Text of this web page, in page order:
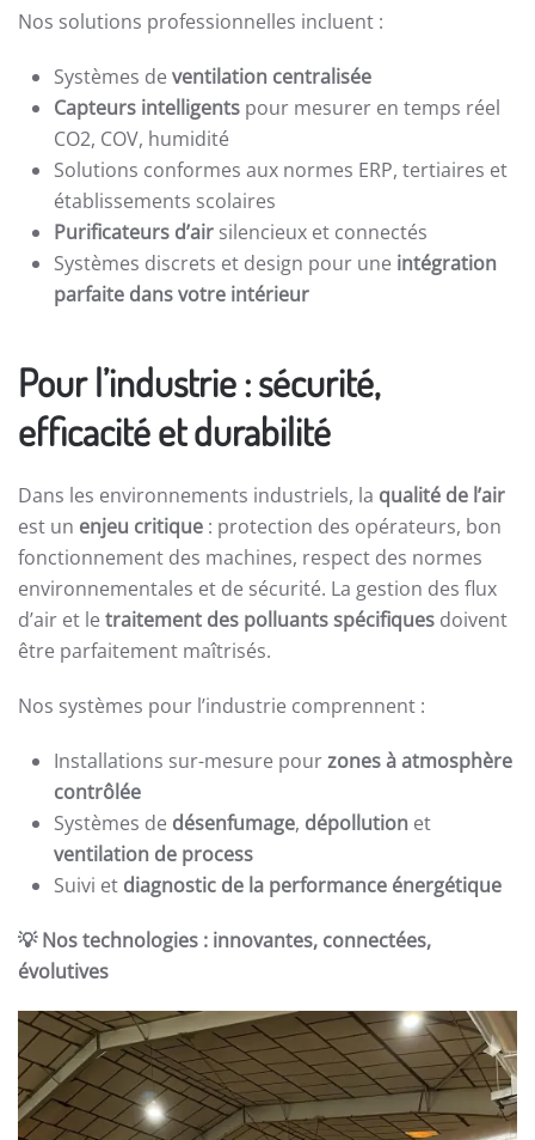
Nos solutions professionnelles incluent :
Systèmes de ventilation centralisée
Capteurs intelligents pour mesurer en temps réel
CO2, COV, humidité
Solutions conformes aux normes ERP, tertiaires et
établissements scolaires
Purificateurs d’air silencieux et connectés
Systèmes discrets et design pour une intégration
parfaite dans votre intérieur
Pour l’industrie : sécurité,
efficacité et durabilité
Dans les environnements industriels, la qualité de l’air
est un enjeu critique : protection des opérateurs, bon
fonctionnement des machines, respect des normes
environnementales et de sécurité. La gestion des flux
d’air et le traitement des polluants spécifiques doivent
être parfaitement maîtrisés.
Nos systèmes pour l’industrie comprennent :
Installations sur-mesure pourzones à atmosphère
contrôlée
Systèmes de désenfumage, dépollution et
ventilation de process
Suivi et diagnostic de la performance énergétique
💡 Nos technologies : innovantes, connectées,
évolutives